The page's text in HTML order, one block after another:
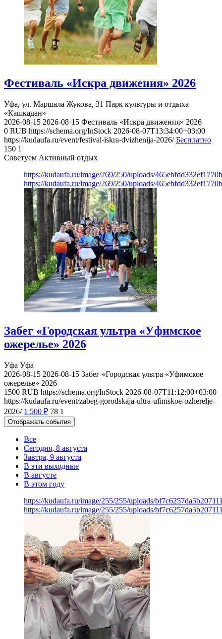
Фестиваль «Искра движения» 2026
Уфа, ул. Маршала Жукова, 31 Парк культуры и отдыха
«Кашкадан»
2026-08-15 2026-08-15 Фестиваль «Искра движения» 2026
0 RUB https://schema.org/InStock 2026-08-07T13:34:00+03:00
https://kudaufa.ru/event/festival-iskra-dvizhenija-2026/ Бесплатно
150 1
Советуем Активный отдых
https://kudaufa.ru/image/269/250/uploads/
https://kudaufa.ru/image/269/250/uploads/
Забег «Городская ультра «Уфимское
ожерелье» 2026
Уфа Уфа
2026-08-15 2026-08-15 Забег «Городская ультра «Уфимское
ожерелье» 2026
1500 RUB https://schema.org/InStock 2026-08-07T11:12:00+03:00
https://kudaufa.ru/event/zabeg-gorodskaja-ultra-ufimskoe-ozherelje-
2026/ 1 500 ₽ 78 1
Отображать события
Все
Сегодня, 8 августа
Завтра, 9 августа
В эти выходные
В августе
В этом году
https://kudaufa.ru/image/255/255/uploads/
https://kudaufa.ru/image/255/255/uploads/